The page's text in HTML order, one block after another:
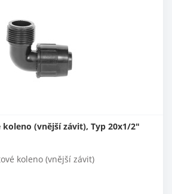
koleno (vnější závit), Typ 20x1/2"
koleno (vnější závit)